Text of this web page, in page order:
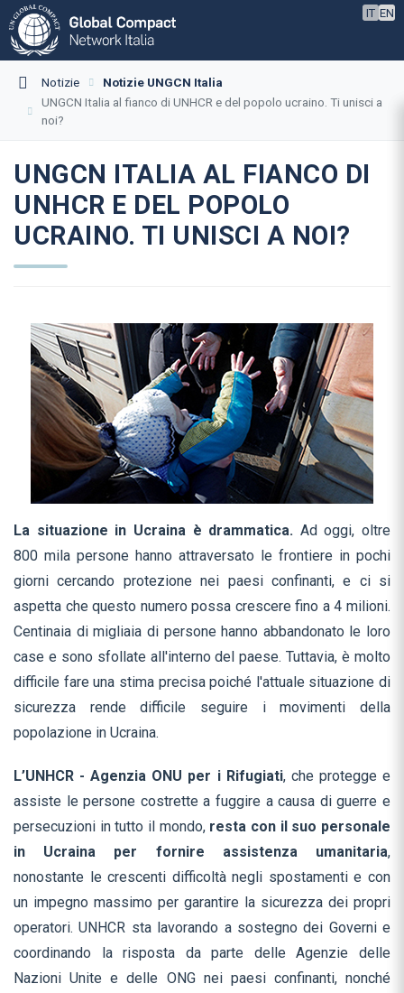
IT EN
Notizie
Notizie UNGCN Italia
UNGCN Italia al fianco di UNHCR e del popolo ucraino. Ti unisci a
noi?
UNGCN ITALIA AL FIANCO DI
UNHCR E DEL POPOLO
UCRAINO. TI UNISCI A NOI?
La situazione in Ucraina è drammatica. Ad oggi, oltre
800 mila persone hanno attraversato le frontiere in pochi
giorni cercando protezione nei paesi confinanti, e ci si
aspetta che questo numero possa crescere fino a 4 milioni.
Centinaia di migliaia di persone hanno abbandonato le loro
case e sono sfollate all'interno del paese. Tuttavia, è molto
difficile fare una stima precisa poiché l'attuale situazione di
sicurezza rende difficile seguire i movimenti della
popolazione in Ucraina.
L’UNHCR - Agenzia ONU per i Rifugiati, che protegge e
assiste le persone costrette a fuggire a causa di guerre e
persecuzioni in tutto il mondo,resta con il suo personale
in Ucraina per fornire assistenza umanitaria,
nonostante le crescenti difficoltà negli spostamentie con
un impegno massimo per garantire la sicurezza dei propri
operatori.UNHCR sta lavorando a sostegno dei Governi e
coordinando la risposta da parte delle Agenzie delle
Nazioni Unite e delle ONG nei paesi confinanti, nonché